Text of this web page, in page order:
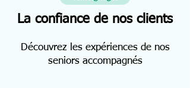
La confiance de nos clients
Découvrez les expériences de nos
seniors accompagnés